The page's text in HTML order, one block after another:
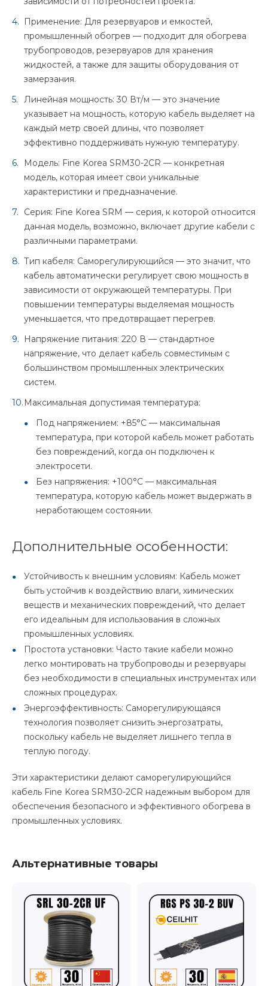
Применение: Для резервуаров и емкостей,
промышленный обогрев — подходит для обогрева
трубопроводов, резервуаров для хранения
жидкостей, а также для защиты оборудования от
замерзания.
Линейная мощность: 30 Вт/м — это значение
указывает на мощность, которую кабель выделяет на
каждый метр своей длины, что позволяет
эффективно поддерживать нужную температуру.
Модель: Fine Korea SRM30-2CR — конкретная
модель, которая имеет свои уникальные
характеристики и предназначение.
Серия: Fine Korea SRM — серия, к которой относится
данная модель, возможно, включает другие кабели с
различными параметрами.
Тип кабеля: Саморегулирующийся — это значит, что
кабель автоматически регулирует свою мощность в
зависимости от окружающей температуры. При
повышении температуры выделяемая мощность
уменьшается, что предотвращает перегрев.
Напряжение питания: 220 В — стандартное
напряжение, что делает кабель совместимым с
большинством промышленных электрических
систем.
Максимальная допустимая температура:
Под напряжением: +85°C — максимальная
температура, при которой кабель может работать
без повреждений, когда он подключен к
электросети.
Без напряжения: +100°C — максимальная
температура, которую кабель может выдержать в
неработающем состоянии.
Дополнительные особенности:
Устойчивость к внешним условиям: Кабель может
быть устойчив к воздействию влаги, химических
веществ и механических повреждений, что делает
его идеальным для использования в сложных
промышленных условиях.
Простота установки: Часто такие кабели можно
легко монтировать на трубопроводы и резервуары
без необходимости в специальных инструментах или
сложных процедурах.
Энергоэффективность: Саморегулирующаяся
технология позволяет снизить энергозатраты,
поскольку кабель не выделяет лишнего тепла в
теплую погоду.
Эти характеристики делают саморегулирующийся
кабель Fine Korea SRM30-2CR надежным выбором для
обеспечения безопасного и эффективного обогрева в
промышленных условиях.
Альтернативные товары